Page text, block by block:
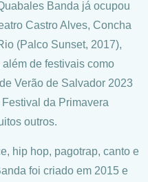
Banda já ocupou
Castro Alves, Concha
(Palco Sunset, 2017),
de festivais como
Verão de Salvador 2023
da Primavera
outros.
hip hop, pagotrap, canto e
foi criado em 2015 e